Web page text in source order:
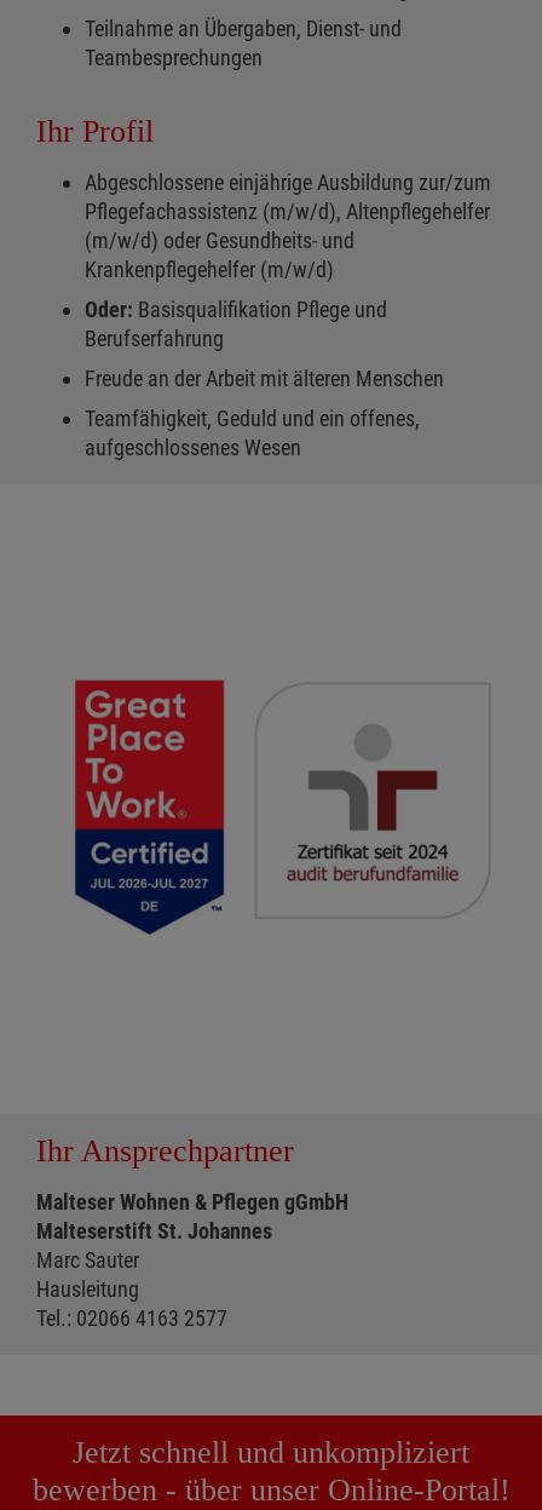
Teilnahme an Übergaben, Dienst- und
Teambesprechungen
Ihr Profil
Abgeschlossene einjährige Ausbildung zur/zum
Pflegefachassistenz (m/w/d), Altenpflegehelfer
(m/w/d) oder Gesundheits- und
Krankenpflegehelfer (m/w/d)
Oder: Basisqualifikation Pflege und
Berufserfahrung
Freude an der Arbeit mit älteren Menschen
Teamfähigkeit, Geduld und ein offenes,
aufgeschlossenes Wesen
Ihr Ansprechpartner
Malteser Wohnen & Pflegen gGmbH
Malteserstift St. Johannes
Marc Sauter
Hausleitung
Tel.: 02066 4163 2577
Jetzt schnell und unkompliziert
bewerben - über unser Online-Portal!